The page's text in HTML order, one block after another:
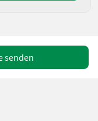
senden